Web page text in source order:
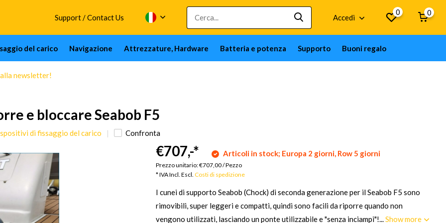
Support / Contact Us Accedi
0 0
del carico Navigazione Attrezzature, Hardware Batteria e potenza Supporto Buoni regalo
newsletter!
e bloccare Seabob F5
di fissaggio del carico Confronta
€707,-* Articoli in stock; Europa 2 giorni, Row 5 giorni
Prezzo unitario:€707,00/Pezzo
* IVA Incl. Escl.Costi di spedizione
I cunei di supporto Seabob (Chock) di seconda generazione per il Seabob F5 sono
rimovibili, super leggeri e compatti, quindi sono facili da riporre quando non
vengono utilizzati, lasciando un ponte utilizzabile e "senza inciampi"!...Show more